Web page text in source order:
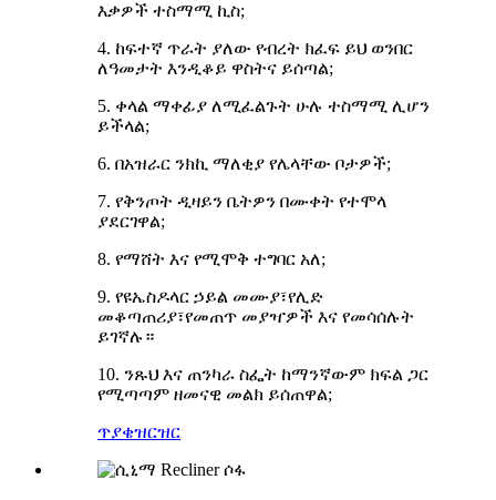
እቃዎች ተስማሚ ኪስ;
4. ከፍተኛ ጥራት ያለው የብረት ክፈፍ ይህ ወንበር
ለዓመታት እንዲቆይ ዋስትና ይሰጣል;
5. ቀላል ማቀፊያ ለሚፈልጉት ሁሉ ተስማሚ ሊሆን
ይችላል;
6. በአዝራር ንክኪ ማለቂያ የሌላቸው ቦታዎች;
7. የቅንጦት ዲዛይን ቤትዎን በሙቀት የተሞላ
ያደርገዋል;
8. የማሸት እና የሚሞቅ ተግባር አለ;
9. የዩኤስዶላር ኃይል መሙያ፣የሊድ
መቆጣጠሪያ፣የመጠጥ መያዣዎች እና የመሳሰሉት
ይገኛሉ።
10. ንጹህ እና ጠንካራ ስፌት ከማንኛውም ክፍል ጋር
የሚጣጣም ዘመናዊ መልክ ይሰጠዋል;
ጥያቄዝርዝር